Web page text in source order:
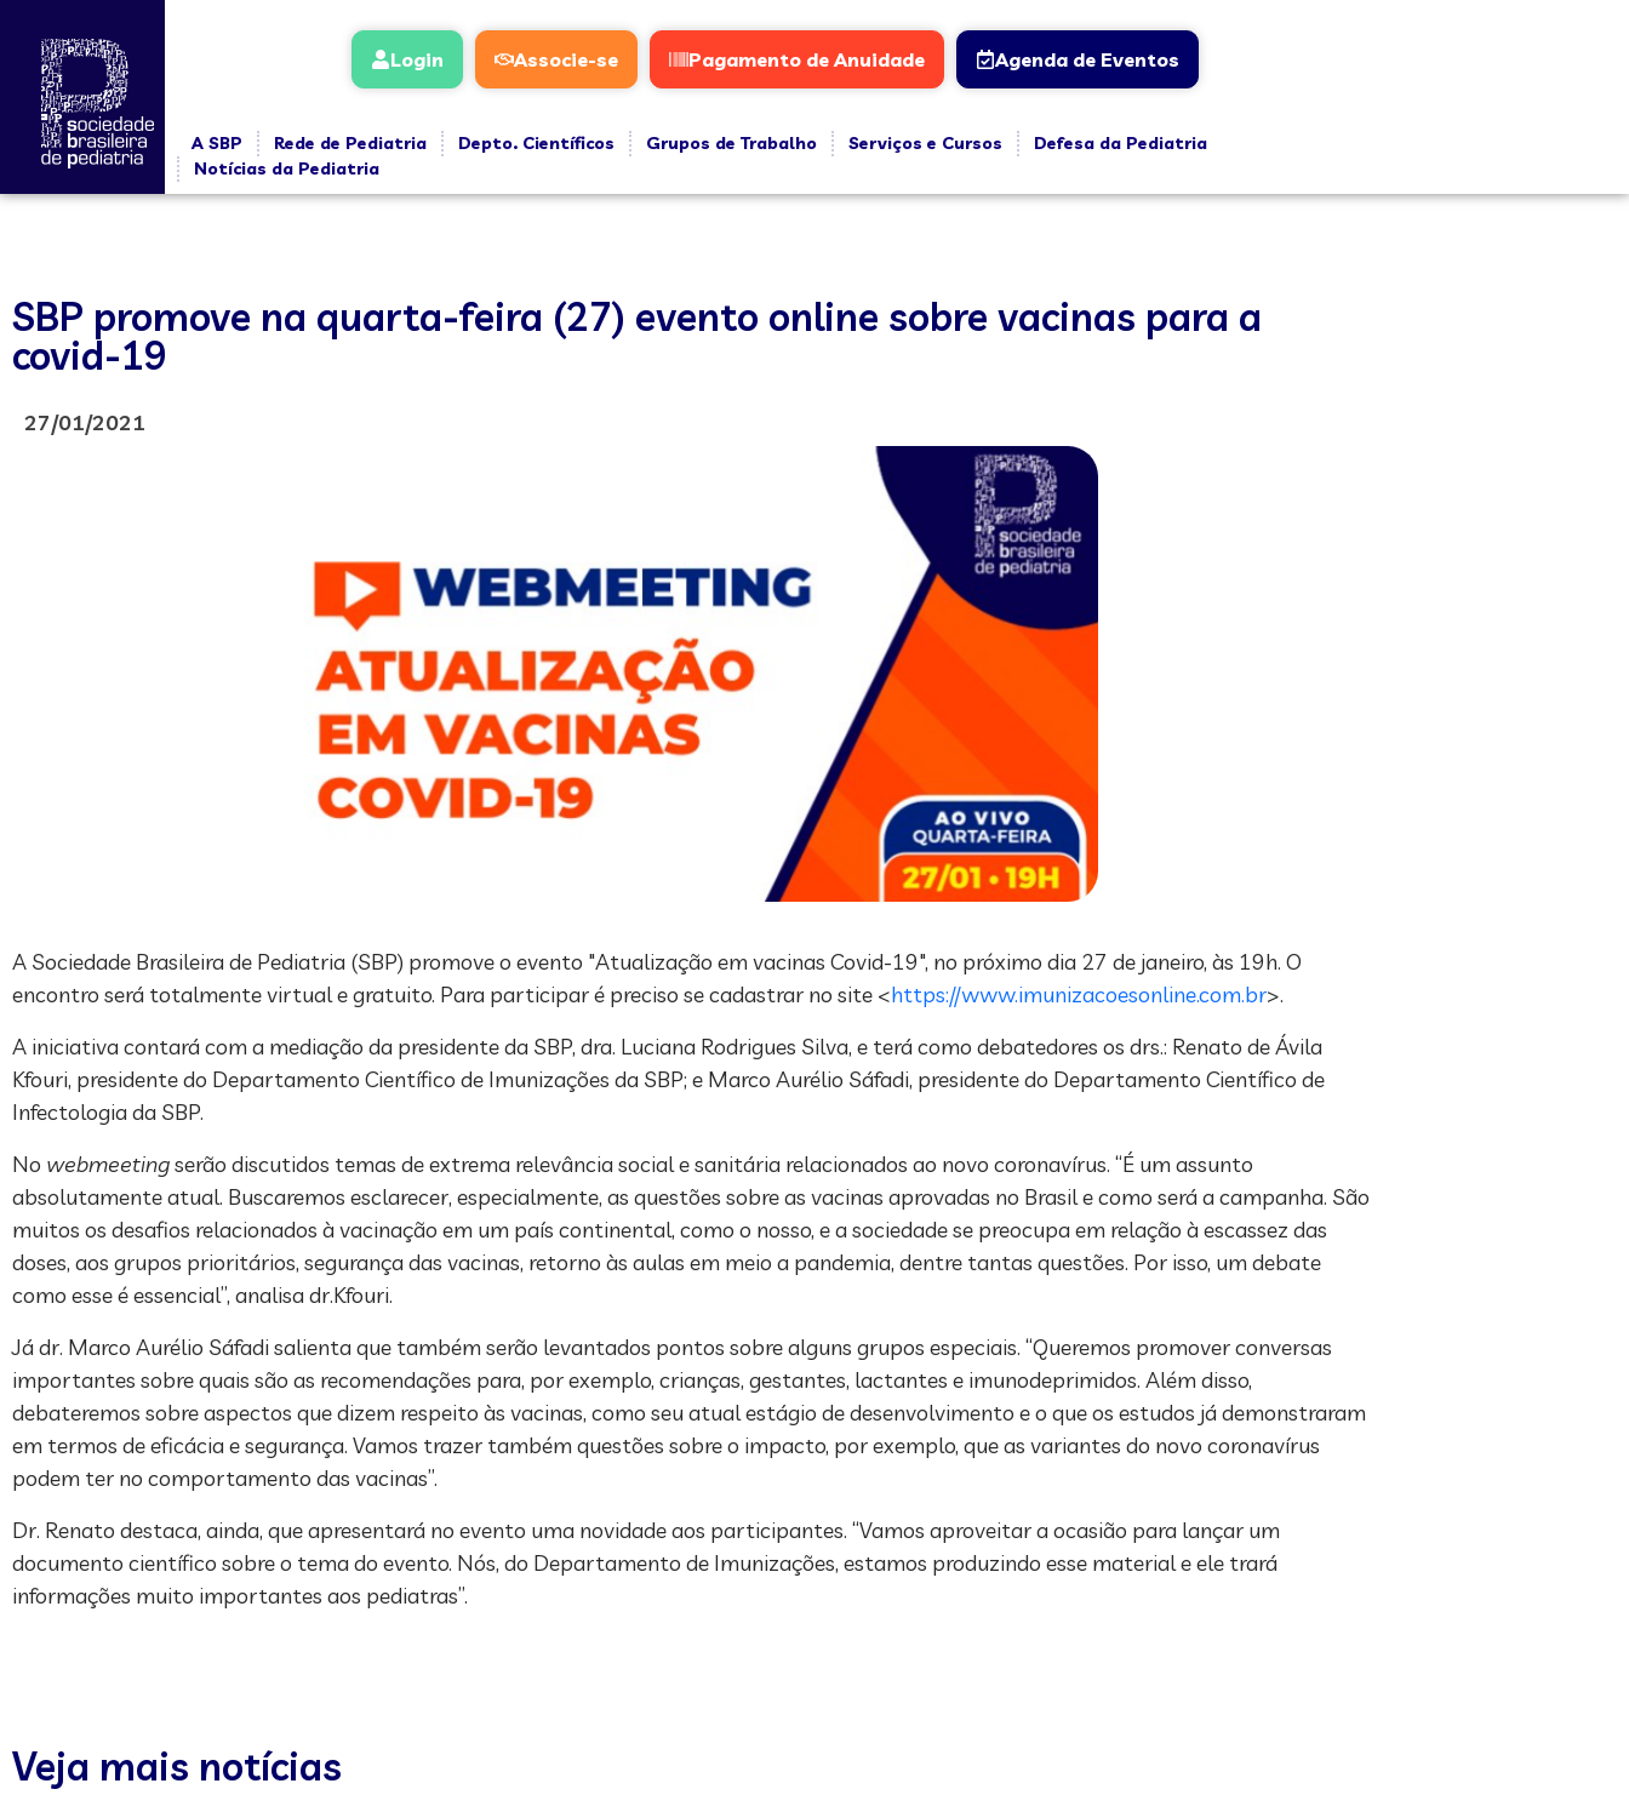
Login Associe-se Pagamento de Anuidade Agenda de Eventos
A SBP Rede de Pediatria Depto. Científicos Grupos de Trabalho Serviços e Cursos
Defesa da Pediatria
Notícias da Pediatria
SBP promove na quarta-feira (27) evento online sobre vacinas para a
covid-19
27/01/2021
A Sociedade Brasileira de Pediatria (SBP) promove o evento "Atualização em vacinas Covid-19", no próximo dia 27 de janeiro, às 19h. O
encontro será totalmente virtual e gratuito. Para participar é preciso se cadastrar no site <https://www.imunizacoesonline.com.br>.
A iniciativa contará com a mediação da presidente da SBP, dra. Luciana Rodrigues Silva, e terá como debatedores os drs.: Renato de Ávila
Kfouri, presidente do Departamento Científico de Imunizações da SBP; e Marco Aurélio Sáfadi, presidente do Departamento Científico de
Infectologia da SBP.
No webmeetingserão discutidos temas de extrema relevância social e sanitária relacionados ao novo coronavírus. “É um assunto
absolutamente atual. Buscaremos esclarecer, especialmente, as questões sobre as vacinas aprovadas no Brasil e como será a campanha. São
muitos os desafios relacionados à vacinação em um país continental, como o nosso, e a sociedade se preocupa em relação à escassez das
doses, aos grupos prioritários, segurança das vacinas, retorno às aulas em meio a pandemia, dentre tantas questões. Por isso, um debate
como esse é essencial”, analisa dr.Kfouri.
Já dr. Marco Aurélio Sáfadi salienta que também serão levantados pontos sobre alguns grupos especiais. “Queremos promover conversas
importantes sobre quais são as recomendações para, por exemplo, crianças, gestantes, lactantes e imunodeprimidos. Além disso,
debateremos sobre aspectos que dizem respeito às vacinas, como seu atual estágio de desenvolvimento e o que os estudos já demonstraram
em termos de eficácia e segurança. Vamos trazer também questões sobre o impacto, por exemplo, que as variantes do novo coronavírus
podem ter no comportamento das vacinas”.
Dr. Renato destaca, ainda, que apresentará no evento uma novidade aos participantes. “Vamos aproveitar a ocasião para lançar um
documento científico sobre o tema do evento. Nós, do Departamento de Imunizações, estamos produzindo esse material e ele trará
informações muito importantes aos pediatras”.
Veja mais notícias